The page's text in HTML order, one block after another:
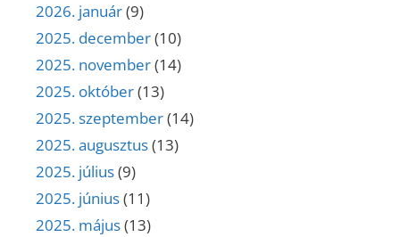
2026. január(9)
2025. december(10)
2025. november(14)
2025. október(13)
2025. szeptember(14)
2025. augusztus(13)
2025. július(9)
2025. június(11)
2025. május(13)